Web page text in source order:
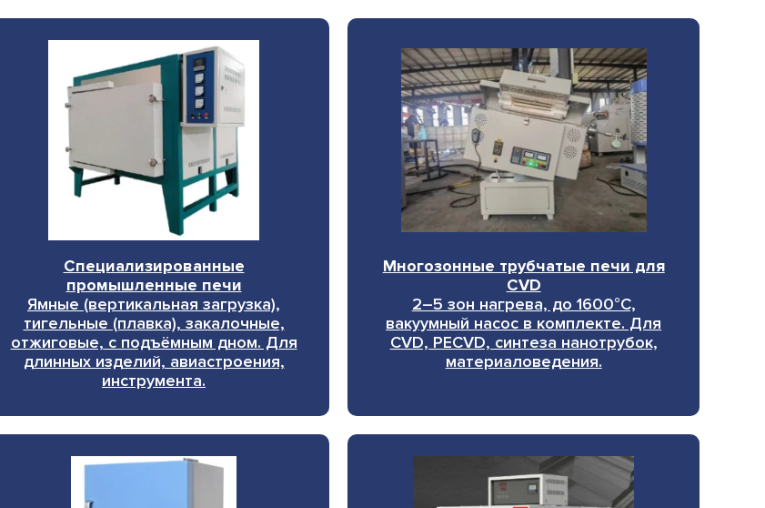
Специализированные
промышленные печи
Ямные (вертикальная загрузка),
тигельные (плавка), закалочные,
отжиговые, с подъёмным дном. Для
длинных изделий, авиастроения,
инструмента.
Многозонные трубчатые печи для
CVD
2–5 зон нагрева, до 1600°C,
вакуумный насос в комплекте. Для
CVD, PECVD, синтеза нанотрубок,
материаловедения.